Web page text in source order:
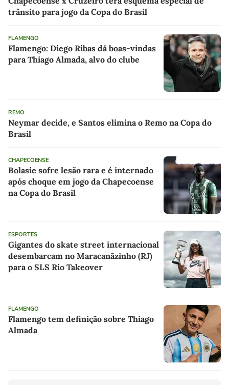
trânsito para jogo da Copa do Brasil
FLAMENGO
Flamengo: Diego Ribas dá boas-vindas
para Thiago Almada, alvo do clube
REMO
Neymar decide, e Santos elimina o Remo na Copa do
Brasil
CHAPECOENSE
Bolasie sofre lesão rara e é internado
após choque em jogo da Chapecoense
na Copa do Brasil
ESPORTES
Gigantes do skate street internacional
desembarcam no Maracanãzinho (RJ)
para o SLS Rio Takeover
FLAMENGO
Flamengo tem definição sobre Thiago
Almada